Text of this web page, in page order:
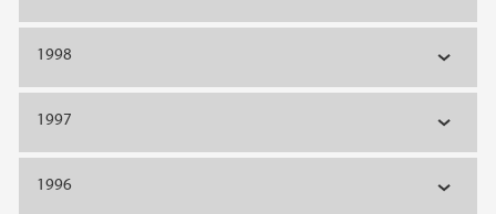
1998
1997
1996